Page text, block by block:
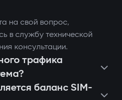
GPS;
при попытке
запуска;
приложение
автомобиль с
дистанционно;
на свой вопрос,
в службу технической
консультации.
трафика
баланс SIM-